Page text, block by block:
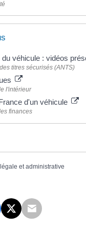
véhicule : vidéos
titres sécurisés (ANTS)
l'intérieur
d'un véhicule
finances
et administrative